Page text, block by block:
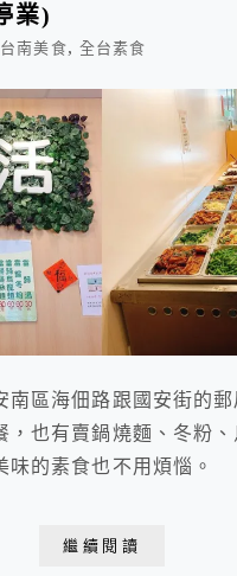
業)
台南美食, 全台素食
南區海佃路跟國安街的
，也有賣鍋燒麵、冬粉、
味的素食也不用煩惱。
繼續閱讀